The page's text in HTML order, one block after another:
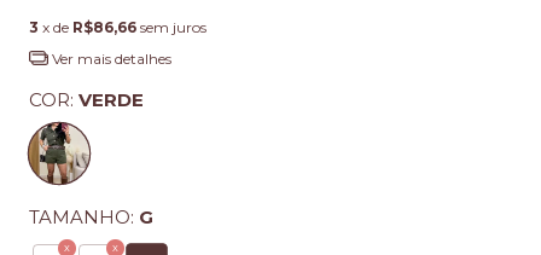
3 x de R$86,66 sem juros
Ver mais detalhes
COR: VERDE
TAMANHO: G